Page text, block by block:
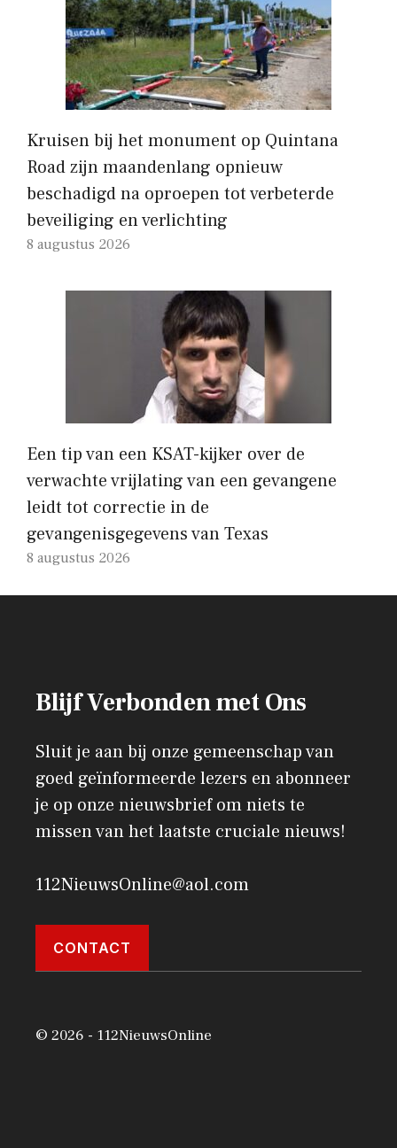
Kruisen bij het monument op Quintana
Road zijn maandenlang opnieuw
beschadigd na oproepen tot verbeterde
beveiliging en verlichting
8 augustus 2026
Een tip van een KSAT-kijker over de
verwachte vrijlating van een gevangene
leidt tot correctie in de
gevangenisgegevens van Texas
8 augustus 2026
Blijf Verbonden met Ons
Sluit je aan bij onze gemeenschap van
goed geïnformeerde lezers en abonneer
je op onze nieuwsbrief om niets te
missen van het laatste cruciale nieuws!
112NieuwsOnline@aol.com
CONTACT
© 2026 - 112NieuwsOnline